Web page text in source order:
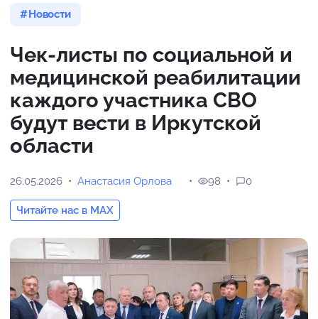
Новости
Чек-листы по социальной и
медицинской реабилитации
каждого участника СВО
будут вести в Иркутской
области
26.05.2026 Анастасия Орлова
Читайте нас в MAX
98 0